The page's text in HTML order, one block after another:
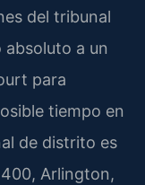
del tribunal
a un
para
tiempo en
de distrito es
Arlington,